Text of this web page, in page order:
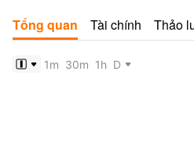
Tổng quan Tài chính Thảo
1m 30m 1h D